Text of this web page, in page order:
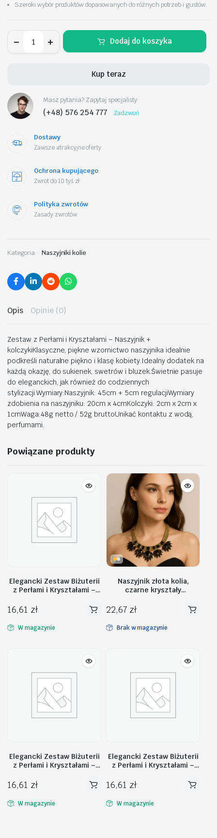
Szeroki wybór produktów dopasowanych do różnych potrzeb i gustów.
Zestaw
Perłami
i
Kryształami,
Listki
N1072
ilość
Dodaj do koszyka
Kup teraz
Masz pytania? Zapytaj specjalisty
(+48) 576 254 777 Zadzwoń
Dostawy
Zawsze atrakcyjne oferty
Ochrona kupującego
Zwrot do 10 tyś zł
Polityka zwrotów
Zasady zwrotów
Kategoria: Naszyjniki kolie
Opis Opinie (0)
Zestaw z Perłami i Kryształami – Naszyjnik +
kolczykiKlasyczne, piękne wzornictwo naszyjnika idealnie
podkreśli naturalne piękno i klasę kobiety.Idealny dodatek na
każdą okazję, do sukienek, swetrów i bluzek.Świetnie pasuje
do eleganckich, jak również do codziennych
stylizacji.Wymiary:Naszyjnik: 45cm + 5cm regulacjiWymiary
zdobienia na naszyjniku: 20cm x 4cmKolczyki: 2cm x 2cm x
1cmWaga:48g netto / 52g bruttoUnikać kontaktu z wodą,
perfumami.
Powiązane produkty
Elegancki Zestaw Biżuterii
z Perłami i Kryształami –
srebrny N1071S
16,61 zł
W magazynie
Naszyjnik złota kolia,
czarne kryształy
22,67 zł
Brak w magazynie
Elegancki Zestaw Biżuterii
z Perłami i Kryształami –
16,61 zł
W magazynie
Elegancki Zestaw Biżuterii
z Perłami i Kryształami –
16,61 zł
W magazynie